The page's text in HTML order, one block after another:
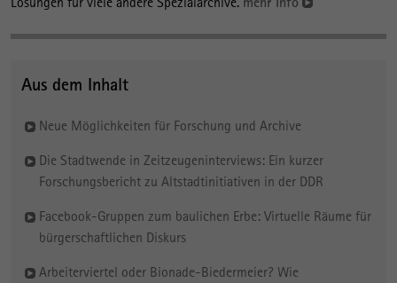
Aus dem Inhalt
Neue Möglichkeiten für Forschung und Archive
Die Stadtwende in Zeitzeugeninterviews: Ein kurzer
Forschungsbericht zu Altstadtinitiativen in der DDR
Facebook-Gruppen zum baulichen Erbe: Virtuelle Räume für
bürgerschaftlichen Diskurs
Arbeiterviertel oder Bionade-Biedermeier? Wie